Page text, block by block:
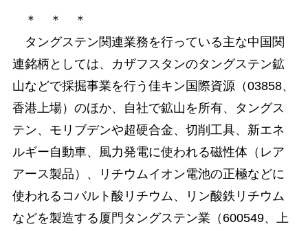
＊ ＊ ＊
タングステン関連業務を行っている主な中国関
連銘柄としては、カザフスタンのタングステン鉱
山などで採掘事業を行う佳キン国際資源（03858、
香港上場）のほか、自社で鉱山を所有、タングス
テン、モリブデンや超硬合金、切削工具、新エネ
ルギー自動車、風力発電に使われる磁性体（レア
アース製品）、リチウムイオン電池の正極などに
使われるコバルト酸リチウム、リン酸鉄リチウム
などを製造する厦門タングステン業（600549、上